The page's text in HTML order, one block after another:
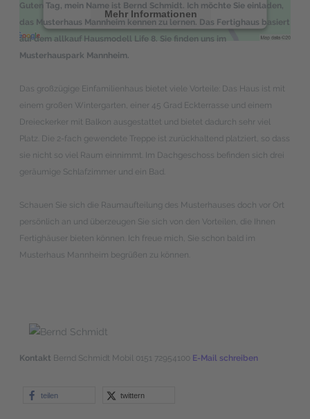
Mehr Informationen
Management Platform &eRecht24
Guten Tag, mein Name ist Bernd Schmidt. Ich möchte Sie einladen,
das Musterhaus Mannheim kennen zu lernen. Das Fertighaus basiert
auf dem allkauf Hausmodell Life 8. Sie finden uns im
Musterhauspark Mannheim.
Das großzügige Einfamilienhaus bietet viele Vorteile: Das Haus ist mit
einem großen Wintergarten, einer 45 Grad Eckterrasse und einem
Dreieckerker mit Balkon ausgestattet und bietet dadurch sehr viel
Platz. Die 2-fach gewendete Treppe ist zurückhaltend platziert, so dass
sie nicht so viel Raum einnimmt. Im Dachgeschoss befinden sich drei
geräumige Schlafzimmer und ein Bad.
Schauen Sie sich die Raumaufteilung des Musterhauses doch vor Ort
persönlich an und überzeugen Sie sich von den Vorteilen, die Ihnen
Fertighäuser bieten können. Ich freue mich, Sie schon bald im
Musterhaus Mannheim begrüßen zu können.
Kontakt Bernd Schmidt Mobil 0151 72954100 E-Mail schreiben
teilen twittern